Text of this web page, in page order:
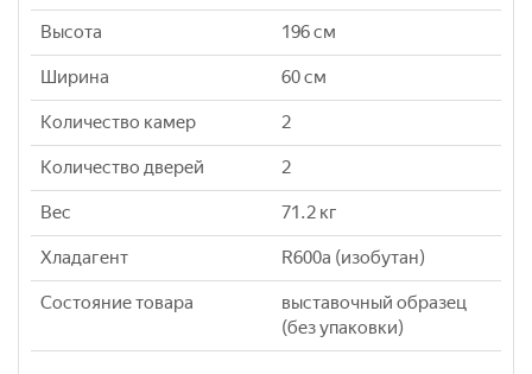
Высота 196 см
Ширина 60 см
Количество камер 2
Количество дверей 2
Вес 71.2 кг
Хладагент R600a (изобутан)
Состояние товара
выставочный образец
(без упаковки)